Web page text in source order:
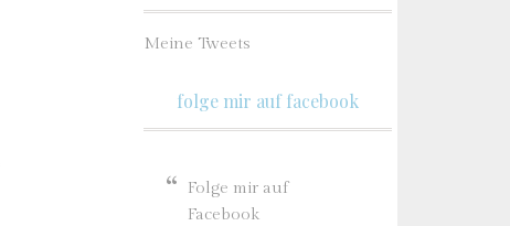
Meine Tweets
folge mir auf facebook
Folge mir auf
Facebook